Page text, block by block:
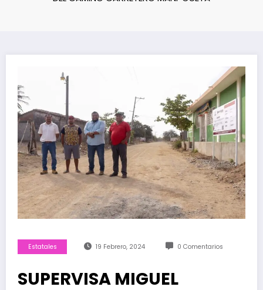
Estatales 19 Febrero, 2024 0 Comentarios
SUPERVISA MIGUEL